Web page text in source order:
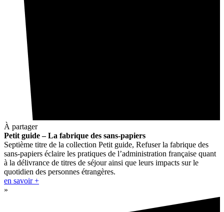
À partager
Petit guide – La fabrique des sans-papiers
Septième titre de la collection Petit guide, Refuser la fabrique des
sans-papiers éclaire les pratiques de l’administration française quant
à la délivrance de titres de séjour ainsi que leurs impacts sur le
quotidien des personnes étrangères.
en savoir +
»